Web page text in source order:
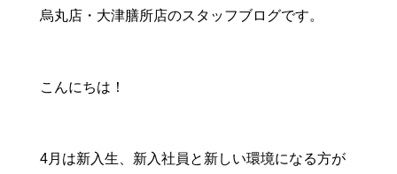
烏丸店・大津膳所店のスタッフブログです。
こんにちは！
4月は新入生、新入社員と新しい環境になる方が